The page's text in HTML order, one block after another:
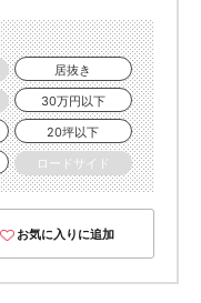
居抜き
30万円以下
20坪以下
ロードサイド
お気に入りに追加